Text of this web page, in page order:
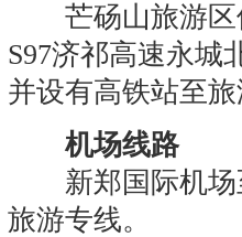
芒砀山旅游区
S97济祁高速永城
并设有高铁站至
机场线路
新郑国际机场
旅游专线。